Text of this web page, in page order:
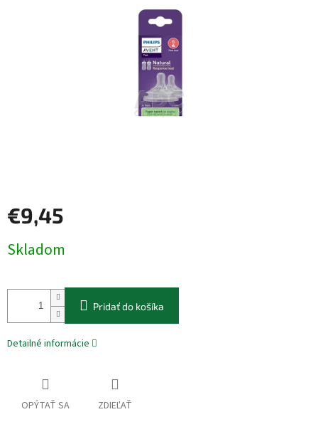
€9,45
cena:
Skladom
Pridať do košíka
Detailné informácie
OPÝTAŤ SA ZDIEĽAŤ